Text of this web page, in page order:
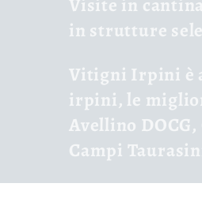
e
c
c
i
in strutture
Vitigni Irpini è
irpini, le
Avellino
Campi